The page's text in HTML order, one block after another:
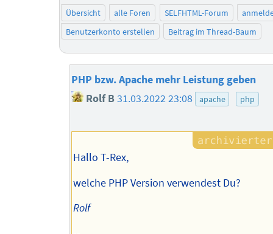
Übersicht alle Foren SELFHTML-Forum
Benutzerkonto erstellen
Beitrag im Thread-Baum
PHP bzw. Apache mehr Leistung geben
Rolf B31.03.2022 23:08 apache php
Hallo T-Rex,
welche PHP Version verwendest Du?
Rolf